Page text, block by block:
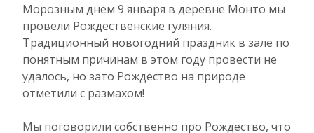
Морозным днём 9 января в деревне Монто мы
провели Рождественские гуляния.
Традиционный новогодний праздник в зале по
понятным причинам в этом году провести не
удалось, но зато Рождество на природе
отметили с размахом!
Мы поговорили собственно про Рождество, что